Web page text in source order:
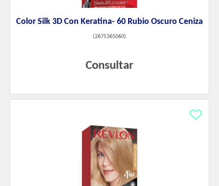
Color Silk 3D Con Keratina- 60 Rubio Oscuro Ceniza
(2675365060)
Consultar